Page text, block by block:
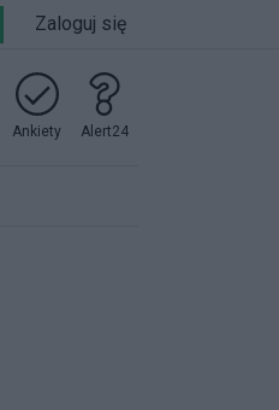
Zaloguj się
Ankiety Alert24